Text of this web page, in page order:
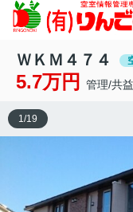
ＷＫＭ４７４
5.7万円 管理/共
1/19